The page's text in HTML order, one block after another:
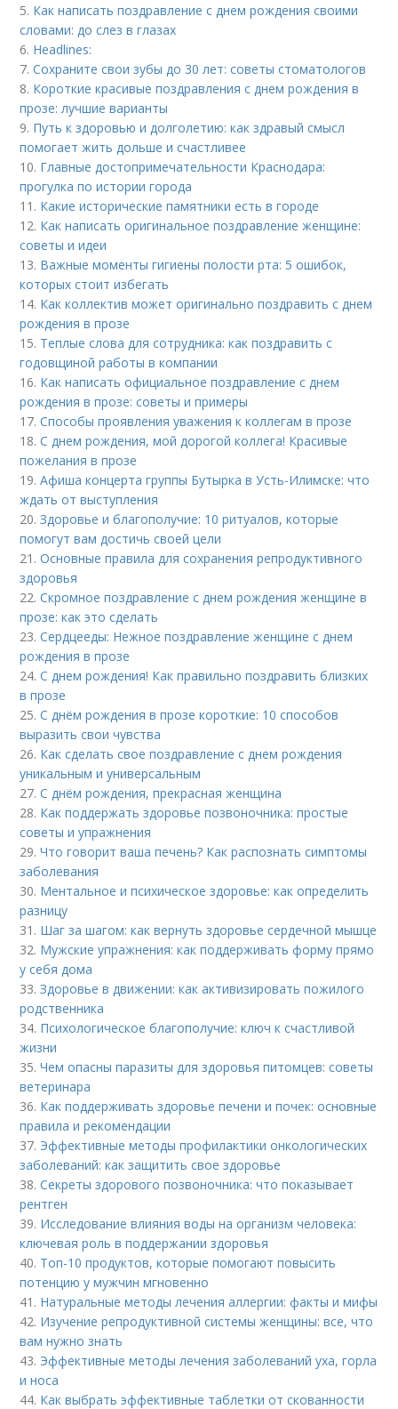
5. Как написать поздравление с днем рождения своими
словами: до слез в глазах
6. Headlines:
7.Сохраните свои зубы до 30 лет: советы стоматологов
8. Короткие красивые поздравления с днем рождения в
прозе: лучшие варианты
9. Путь к здоровью и долголетию: как здравый смысл
помогает жить дольше и счастливее
10. Главные достопримечательности Краснодара:
прогулка по истории города
11. Какие исторические памятники есть в городе
12. Как написать оригинальное поздравление женщине:
советы и идеи
13. Важные моменты гигиены полости рта: 5 ошибок,
которых стоит избегать
14. Как коллектив может оригинально поздравить с днем
рождения в прозе
15. Теплые слова для сотрудника: как поздравить с
годовщиной работы в компании
16. Как написать официальное поздравление с днем
рождения в прозе: советы и примеры
17.Способы проявления уважения к коллегам в прозе
18.С днем рождения, мой дорогой коллега! Красивые
пожелания в прозе
19.Афиша концерта группы Бутырка в Усть-Илимске: что
ждать от выступления
20.Здоровье и благополучие: 10 ритуалов, которые
помогут вам достичь своей цели
21.Основные правила для сохранения репродуктивного
здоровья
22.Скромное поздравление с днем рождения женщине в
прозе: как это сделать
23.Сердцееды: Нежное поздравление женщине с днем
рождения в прозе
24.С днем рождения! Как правильно поздравить близких
в прозе
25.С днём рождения в прозе короткие: 10 способов
выразить свои чувства
26. Как сделать свое поздравление с днем рождения
уникальным и универсальным
27.С днём рождения, прекрасная женщина
28. Как поддержать здоровье позвоночника: простые
советы и упражнения
29.Что говорит ваша печень? Как распознать симптомы
заболевания
30. Ментальное и психическое здоровье: как определить
разницу
31. Шаг за шагом: как вернуть здоровье сердечной мышце
32. Мужские упражнения: как поддерживать форму прямо
у себя дома
33.Здоровье в движении: как активизировать пожилого
родственника
34. Психологическое благополучие: ключ к счастливой
жизни
35.Чем опасны паразиты для здоровья питомцев: советы
ветеринара
36. Как поддерживать здоровье печени и почек: основные
правила и рекомендации
37. Эффективные методы профилактики онкологических
заболеваний: как защитить свое здоровье
38.Секреты здорового позвоночника: что показывает
рентген
39. Исследование влияния воды на организм человека:
ключевая роль в поддержании здоровья
40. Топ-10 продуктов, которые помогают повысить
потенцию у мужчин мгновенно
41. Натуральные методы лечения аллергии: факты и мифы
42. Изучение репродуктивной системы женщины: все, что
вам нужно знать
43. Эффективные методы лечения заболеваний уха, горла
и носа
44. Как выбрать эффективные таблетки от скованности